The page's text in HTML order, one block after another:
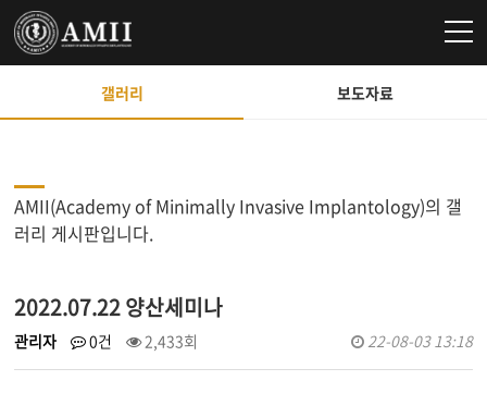
갤러리 보도자료
AMII(Academy of Minimally Invasive Implantology)의 갤
러리 게시판입니다.
2022.07.22 양산세미나
관리자 0건 2,433회 22-08-03 13:18